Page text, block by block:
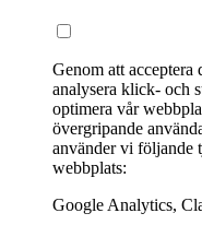
Genom att acceptera
analysera klick- och
optimera vår
övergripande
använder vi följande
webbplats:
Google Analytics,